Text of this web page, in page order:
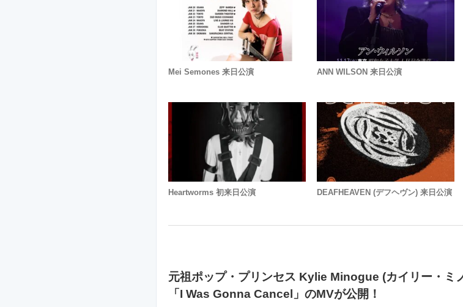
Mei Semones 来日公演 ANN WILSON 来日公演
Heartworms 初来日公演 DEAFHEAVEN (デフヘヴン) 来日公演
元祖ポップ・プリンセス Kylie Minogue (カイリー・ミ
「I Was Gonna Cancel」のMVが公開！